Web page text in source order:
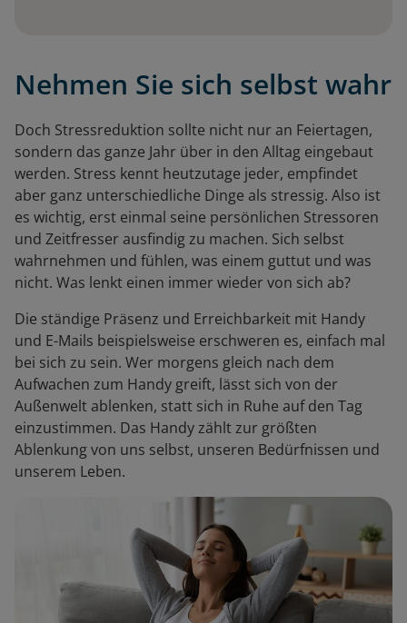
Nehmen Sie sich selbst wahr
Doch Stressreduktion sollte nicht nur an Feiertagen,
sondern das ganze Jahr über in den Alltag eingebaut
werden. Stress kennt heutzutage jeder, empfindet
aber ganz unterschiedliche Dinge als stressig. Also ist
es wichtig, erst einmal seine persönlichen Stressoren
und Zeitfresser ausfindig zu machen. Sich selbst
wahrnehmen und fühlen, was einem guttut und was
nicht. Was lenkt einen immer wieder von sich ab?
Die ständige Präsenz und Erreichbarkeit mit Handy
und E-Mails beispielsweise erschweren es, einfach mal
bei sich zu sein. Wer morgens gleich nach dem
Aufwachen zum Handy greift, lässt sich von der
Außenwelt ablenken, statt sich in Ruhe auf den Tag
einzustimmen. Das Handy zählt zur größten
Ablenkung von uns selbst, unseren Bedürfnissen und
unserem Leben.